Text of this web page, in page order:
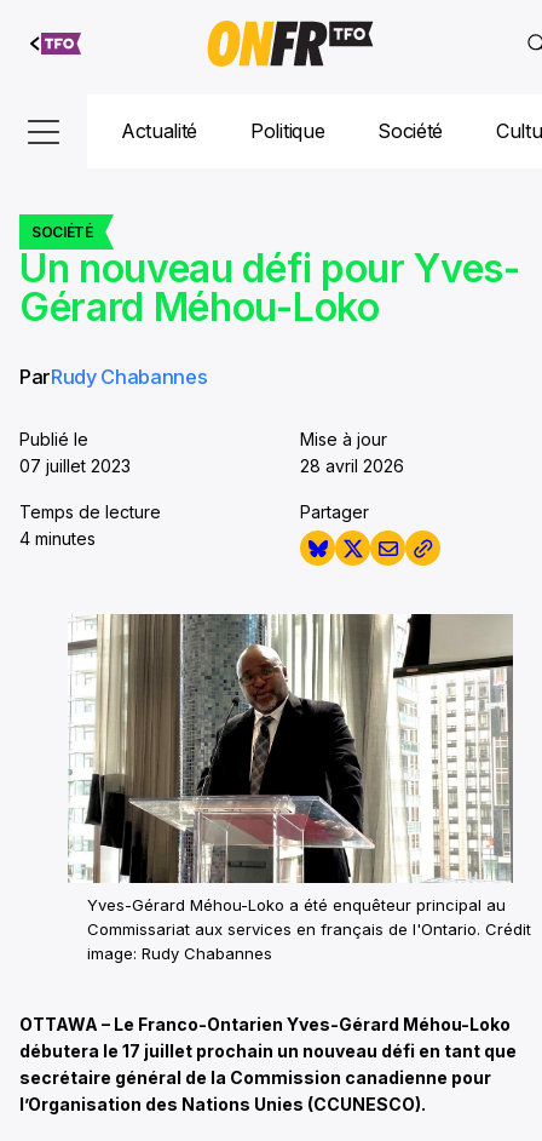
Aller au
contenu
Actualité Politique Société
SOCIÉTÉ
Un nouveau défi pour Yves-
Gérard Méhou-Loko
ParRudy Chabannes
Publié le
07 juillet 2023
Mise à jour
28 avril 2026
Temps de lecture
4 minutes
Partager
Yves-Gérard Méhou-Loko a été enquêteur principal au
Commissariat aux services en français de l'Ontario. Crédit
image: Rudy Chabannes
OTTAWA – Le Franco-Ontarien Yves-Gérard Méhou-Loko
débutera le 17 juillet prochain un nouveau défi en tant que
secrétaire général de la Commission canadienne pour
l’Organisation des Nations Unies (CCUNESCO).